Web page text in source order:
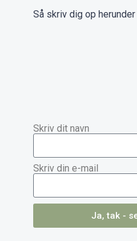
Så skriv dig op herunder
Skriv dit navn
Skriv din e-mail
Ja, tak -